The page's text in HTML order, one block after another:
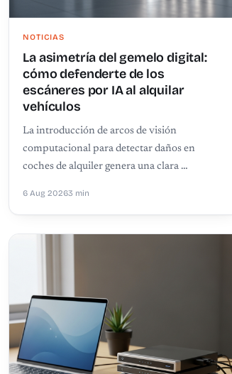
NOTICIAS
La asimetría del gemelo digital:
cómo defenderte de los
escáneres por IA al alquilar
vehículos
La introducción de arcos de visión
computacional para detectar daños en
coches de alquiler genera una clara …
6 Aug 20263 min